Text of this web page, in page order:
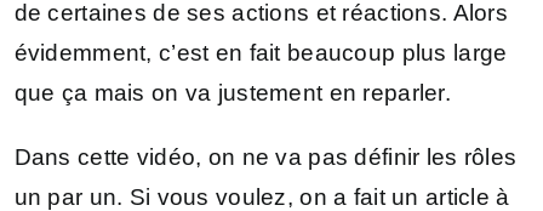
de certaines de ses actions et réactions. Alors
évidemment, c’est en fait beaucoup plus large
que ça mais on va justement en reparler.
Dans cette vidéo, on ne va pas définir les rôles
un par un. Si vous voulez, on a fait un article à